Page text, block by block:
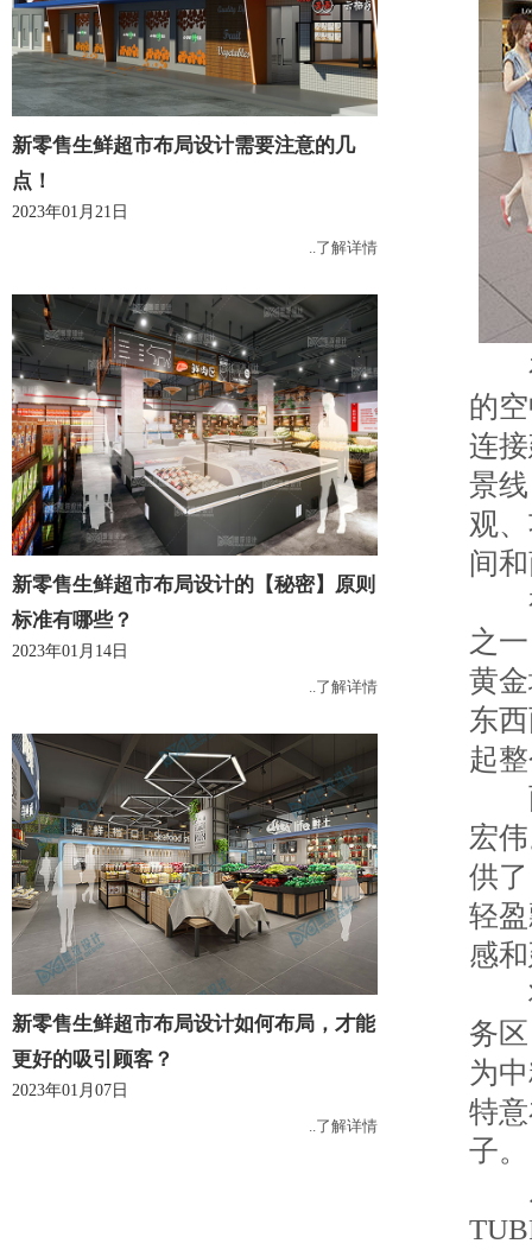
新零售生鲜超市布局设计需要注意的几
点！
2023年01月21日
..了解详情
新零售生鲜超市布局设计的【秘密】原则
标准有哪些？
2023年01月14日
..了解详情
新零售生鲜超市布局设计如何布局，才能
更好的吸引顾客？
2023年01月07日
..了解详情
在
的
连
景
观
间
视
之
黄
东
起
两
宏
供
轻
感
将
务
为
特
子。